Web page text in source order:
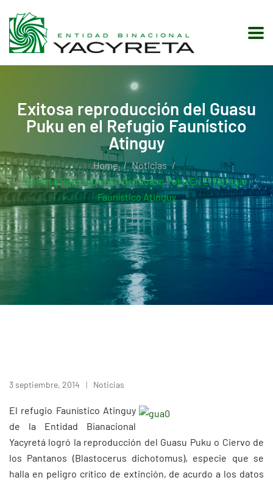
Exitosa reproducción del Guasu
Puku en el Refugio Faunístico
Atinguy
Home
Noticias
Exitosa Reproducción Del Guasu Puku En El Refugio
Faunístico Atinguy
3 septiembre, 2014 Noticias
El refugio Faunístico Atinguy
de la Entidad Bianacional
Yacyretá logró la reproducción del Guasu Puku o Ciervo de
los Pantanos (Blastocerus dichotomus), especie que se
halla en peligro crítico de extinción, de acurdo a los datos